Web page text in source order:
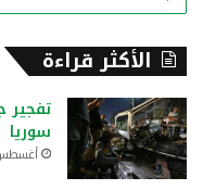
الأكثر قراءة
تفجير
سوريا
أغسطس 9,